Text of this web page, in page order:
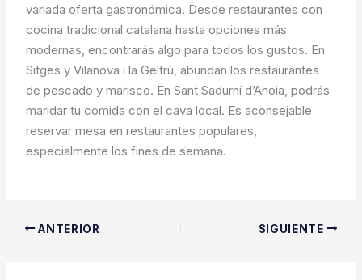
variada oferta gastronómica. Desde restaurantes con
cocina tradicional catalana hasta opciones más
modernas, encontrarás algo para todos los gustos. En
Sitges y Vilanova i la Geltrú, abundan los restaurantes
de pescado y marisco. En Sant Sadurní d’Anoia, podrás
maridar tu comida con el cava local. Es aconsejable
reservar mesa en restaurantes populares,
especialmente los fines de semana.
ANTERIOR SIGUIENTE